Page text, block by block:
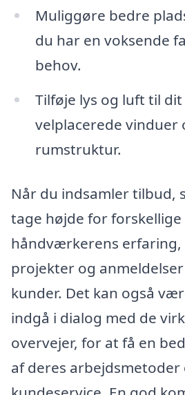
Muliggøre bedre
du har en voksende
behov.
Tilføje lys og luft til
velplacerede vinduer
rumstruktur.
Når du indsamler tilbud,
tage højde for
håndværkerens
projekter og
kunder. Det kan også
indgå i dialog med de
overvejer, for at få en
af deres arbejdsmetoder